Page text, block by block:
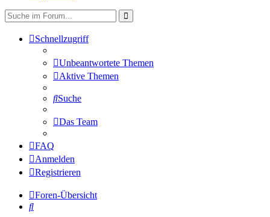
Schnellzugriff
Unbeantwortete Themen
Aktive Themen
Suche
Das Team
FAQ
Anmelden
Registrieren
Foren-Übersicht
Suche